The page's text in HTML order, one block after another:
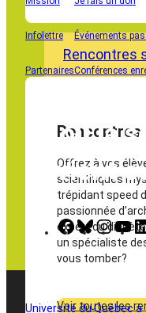
Rencontres
Rencontres
Offrez à vos
scientifiques
trépidant speed
passionnée
expert du
un spécialiste
vous tomber?
Voir toutes les
Infolettre
Partenaires
Événements
Conférences
Là où la
devient
Facebook
Bluesky
Université du Québec à